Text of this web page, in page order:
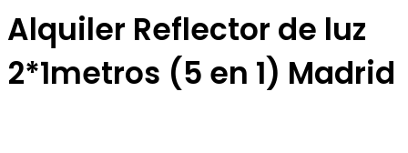
Alquiler Reflector de luz
2*1metros (5 en 1) Madrid